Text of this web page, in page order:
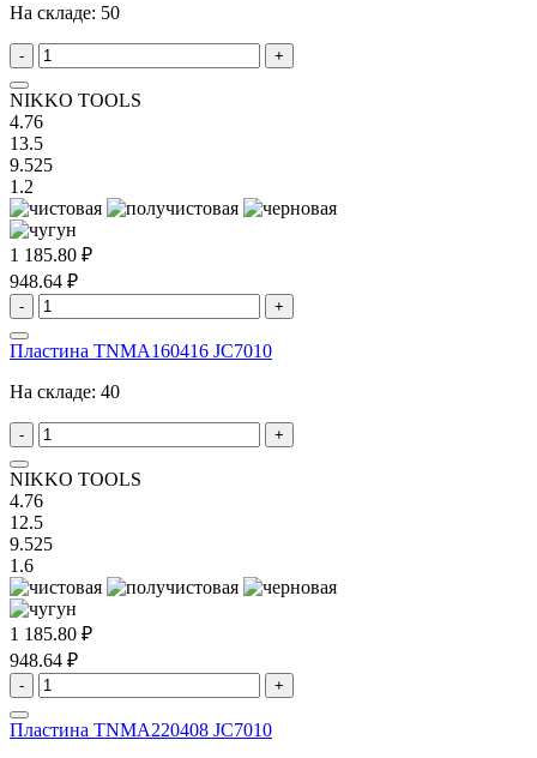
На складе: 50
- +
NIKKO TOOLS
4.76
13.5
9.525
1.2
1 185.80 ₽
948.64 ₽
- +
Пластина TNMA160416 JC7010
На складе: 40
- +
NIKKO TOOLS
4.76
12.5
9.525
1.6
1 185.80 ₽
948.64 ₽
- +
Пластина TNMA220408 JC7010